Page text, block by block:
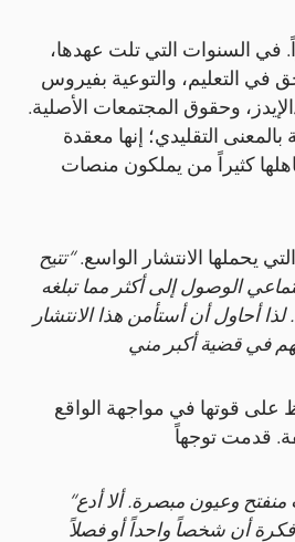
في السنوات التي تلت عهدها،
في التعليم، والتوعية بفيروس
وحقوق المجتمعات الأصلية.
التقليدي؛ إنها معقدة
كثيراً من يملكون منصات
يحملها الانتشار الواسع.“تتيح
الوصول إلى أكثر مما تبلغه
أحاول أن أستأمن هذا الانتشار
قوتها في مواجهة الواقع
“أؤمن فقط بامتلاك قلب منفتح وعيون مبصرة. ألا أدع
أن شخصاً واحداً أو فصلاً